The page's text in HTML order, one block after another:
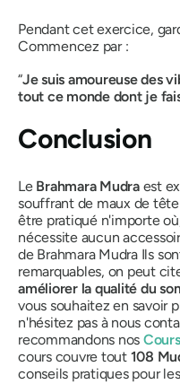
Pendant cet exercice,
Commencez par :
“Je suis amoureuse des
tout ce monde dont je
Conclusion
Le Brahmara Mudraest
souffrant de maux de
être pratiqué n'importe
nécessite aucun
de Brahmara MudraIls
remarquables, on peut
améliorer la qualité du
vous souhaitez en savoir
n'hésitez pas à nous
recommandons nos
cours couvre tout 108
conseils pratiques pour